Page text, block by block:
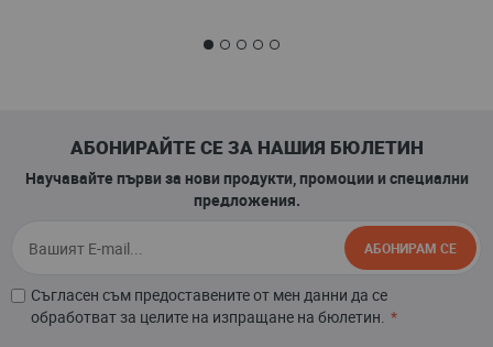
АБОНИРАЙТЕ СЕ ЗА НАШИЯ БЮЛЕТИН
Научавайте първи за нови продукти, промоции и специални
предложения.
Съгласен съм предоставените от мен данни да се
обработват за целите на изпращане на бюлетин.
АБОНИРАМ СЕ